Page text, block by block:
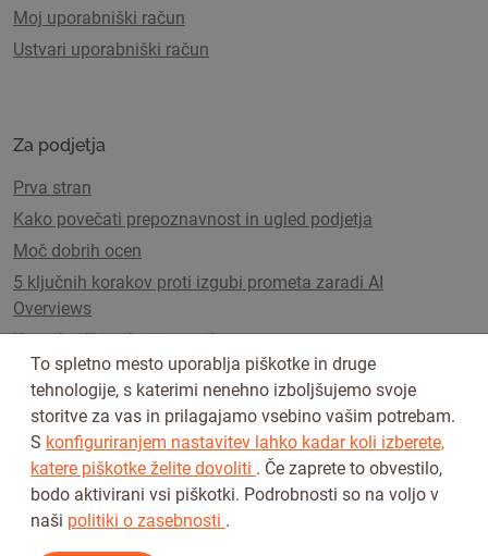
Moj uporabniški račun
Ustvari uporabniški račun
Za podjetja
Prva stran
Kako povečati prepoznavnost in ugled podjetja
Moč dobrih ocen
5 ključnih korakov proti izgubi prometa zaradi AI
Overviews
Uporabniški paketi in cenik
Sledi nam na
To spletno mesto uporablja piškotke in druge
tehnologije, s katerimi nenehno izboljšujemo svoje
storitve za vas in prilagajamo vsebino vašim potrebam.
S konfiguriranjem nastavitev lahko kadar koli izberete,
katere piškotke želite dovoliti . Če zaprete to obvestilo,
bodo aktivirani vsi piškotki. Podrobnosti so na voljo v
naši politiki o zasebnosti .